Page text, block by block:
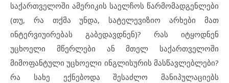
საქართველოში ამერიკის საელჩოს წარმომადგენლები
(თუ, რა თქმა უნდა, სატელევიზიო არხები მათ
ინტერვიუირებას გაბედავდნენ)? რას იტყოდნენ
უცხოელი მწერლები ან მთელ საქართველოში
მიმოფანტული უცხოელი ინგლისურის მასწავლებლები?
რა სახე ექნებოდა შესაძლო მანიპულაციებს